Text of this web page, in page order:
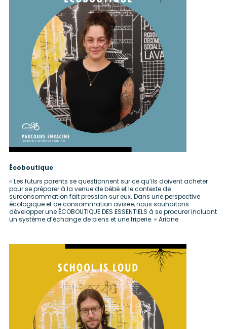
Écoboutique
« Les futurs parents se questionnent sur ce qu’ils doivent acheter
pour se préparer à la venue de bébé et le contexte de
surconsommation fait pression sur eux. Dans une perspective
écologique et de consommation avisée, nous souhaitons
développer une ÉCOBOUTIQUE DES ESSENTIELS à se procurer incluant
un système d’échange de biens et une friperie. » Ariane.